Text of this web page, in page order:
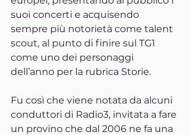
suoi concerti e acquisendo
sempre più notorietà come talent
scout, al punto di finire sul TG1
come uno dei personaggi
dell’anno per la rubrica Storie.
Fu così che viene notata da alcuni
conduttori di Radio3, invitata a fare
un provino che dal 2006 ne fa una